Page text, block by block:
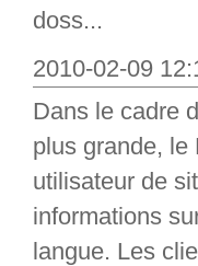
doss...
2010-02-09
Dans le cadre
plus grande, le
utilisateur de
informations
langue. Les